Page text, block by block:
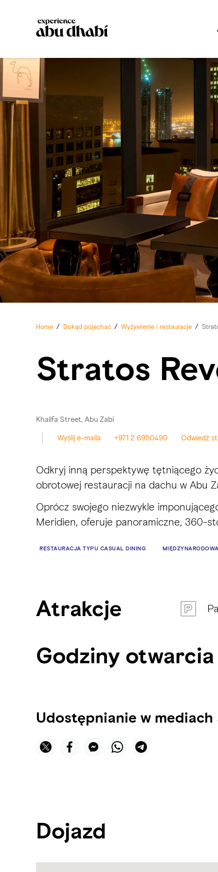
Home / Dokąd pojechać / Wyżywienie i restauracje /
Stratos
Khalifa Street, Abu Zabi
Wyślij e-maila +971 2 6950490 Odwiedź
Odkryj inną perspektywę tętniącego
obrotowej restauracji na dachu w Abu
Oprócz swojego niezwykle
Meridien, oferuje panoramiczne, 360-
RESTAURACJA TYPU CASUAL DINING MIĘDZYNARODOWA
Atrakcje
Godziny
Udostępnianie w mediach
Dojazd